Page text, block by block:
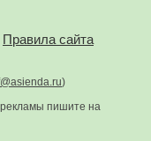
Правила сайта
)
пишите на